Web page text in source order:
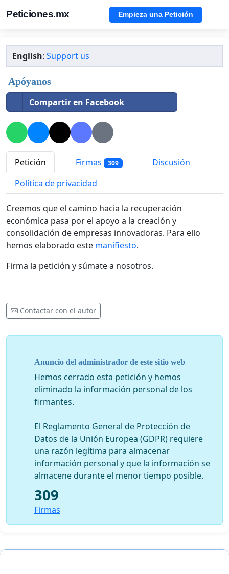
Peticiones.mx Empieza una Petición
English:Support us
Apóyanos
Compartir en Facebook
Petición Firmas 309
Discusión
Política de privacidad
Creemos que el camino hacia la recuperación
económica pasa por el apoyo a la creación y
consolidación de empresas innovadoras. Para ello
hemos elaborado este manifiesto.
Firma la petición y súmate a nosotros.
Contactar con el autor
Anuncio del administrador de este sitio web
Hemos cerrado esta petición y hemos
eliminado la información personal de los
firmantes.
El Reglamento General de Protección de
Datos de la Unión Europea (GDPR) requiere
una razón legítima para almacenar
información personal y que la información se
almacene durante el menor tiempo posible.
309
Firmas